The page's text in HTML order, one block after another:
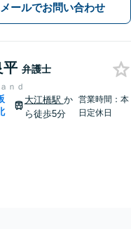
メールでお問い合わせ
平 弁護士
ｎｄ
大江橋駅 か
ら徒歩5分
営業時間：本
日定休日